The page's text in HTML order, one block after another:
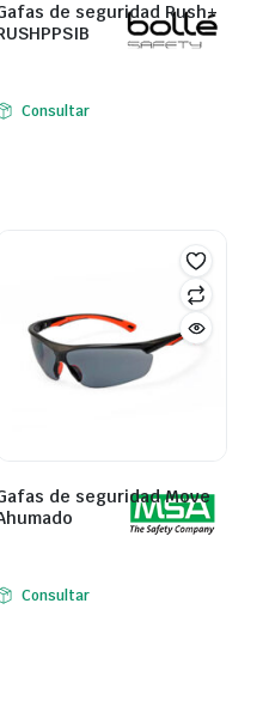
de seguridad Rush+
Consultar
de seguridad Move
Consultar